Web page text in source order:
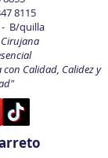
8115
- B/quilla
Calidad, Calidez y